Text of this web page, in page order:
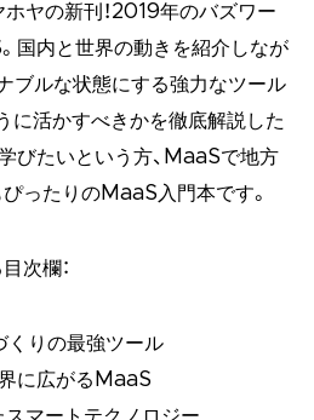
ヤの新刊！2019年のバズワー
国内と世界の動きを紹介しなが
ブルな状態にする強力なツール
に活かすべきかを徹底解説した
びたいという方、MaaSで地方
ったりのMaaS入門本です。
次欄：
りの最強ツール
に広がるMaaS